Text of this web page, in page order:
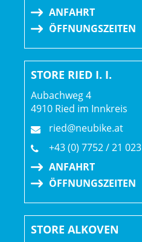
ANFAHRT
ÖFFNUNGSZEITEN
STORE RIED I. I.
Aubachweg 4
4910 Ried im Innkreis
ried@neubike.at
+43 (0) 7752 / 21 023
ANFAHRT
ÖFFNUNGSZEITEN
STORE ALKOVEN